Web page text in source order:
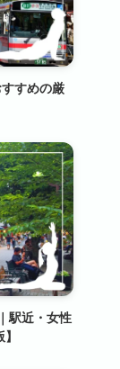
すすめの厳
駅近・女性